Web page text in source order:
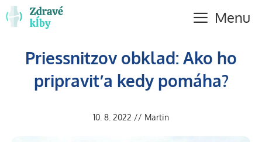
Preskočiť
Menu
Priessnitzov obklad: Ako ho
pripraviť a kedy pomáha?
10. 8. 2022 // Martin